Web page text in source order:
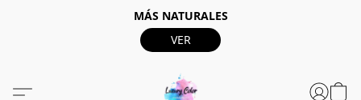
MÁS NATURALES
VER